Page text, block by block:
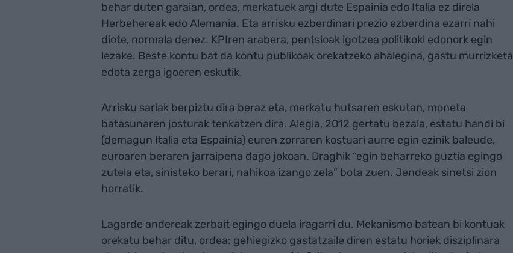
behar duten garaian, ordea, merkatuek argi dute Espainia edo Italia ez direla
Herbehereak edo Alemania. Eta arrisku ezberdinari prezio ezberdina ezarri nahi
diote, normala denez. KPIren arabera, pentsioak igotzea politikoki edonork egin
lezake. Beste kontu bat da kontu publikoak orekatzeko ahalegina, gastu murrizketa
edota zerga igoeren eskutik.
Arrisku sariak berpiztu dira beraz eta, merkatu hutsaren eskutan, moneta
batasunaren josturak tenkatzen dira. Alegia, 2012 gertatu bezala, estatu handi bi
(demagun Italia eta Espainia) euren zorraren kostuari aurre egin ezinik baleude,
euroaren beraren jarraipena dago jokoan. Draghik “egin beharreko guztia egingo
zutela eta, sinisteko berari, nahikoa izango zela” bota zuen. Jendeak sinetsi zion
horratik.
Lagarde andereak zerbait egingo duela iragarri du. Mekanismo batean bi kontuak
orekatu behar ditu, ordea: gehiegizko gastatzaile diren estatu horiek disziplinara